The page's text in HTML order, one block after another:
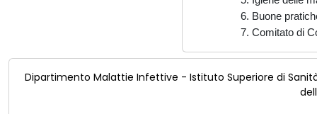
6. Buone
7. Comitato di
Dipartimento Malattie Infettive - Istituto Superiore di